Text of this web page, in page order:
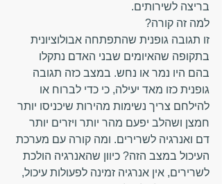
בריצה לשירותים.
למה זה קורה?
זו תגובה גופנית שהתפתחה אבולוציונית
בתקופה שהאיומים שבני האדם נתקלו
בהם היו נמר או נחש. במצב כזה תגובה
גופנית כזו מאד יעילה, כי כדי לברוח או
להילחם צריך נשימות מהירות שיכניסו יותר
חמצן ושהלב יפעם מהר יותר ויזרים יותר
דם ואנרגיה לשרירים. ומה קורה עם מערכת
העיכול במצב הזה? כיוון שהאנרגיה הולכת
לשרירים, אין אנרגיה זמינה לפעולות עיכול,